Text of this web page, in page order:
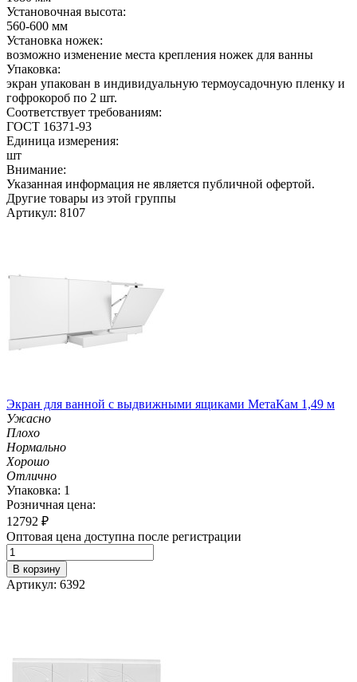
Установочная высота:
560-600 мм
Установка ножек:
возможно изменение места крепления ножек для ванны
Упаковка:
экран упакован в индивидуальную термоусадочную пленку и
гофрокороб по 2 шт.
Соответствует требованиям:
ГОСТ 16371-93
Единица измерения:
шт
Внимание:
Указанная информация не является публичной офертой.
Другие товары из этой группы
Артикул: 8107
Экран для ванной с выдвижными ящиками МетаКам 1,49 м
Ужасно
Плохо
Нормально
Хорошо
Отлично
Упаковка: 1
Розничная цена:
12792 ₽
Оптовая цена доступна после регистрации
В корзину
Артикул: 6392